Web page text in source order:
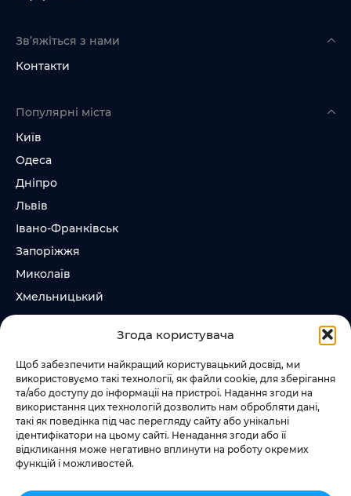
Згода користувача
Щоб забезпечити найкращий користувацький досвід, ми
використовуємо такі технології, як файли cookie, для зберігання
та/або доступу до інформації на пристрої. Надання згоди на
використання цих технологій дозволить нам обробляти дані,
такі як поведінка під час перегляду сайту або унікальні
ідентифікатори на цьому сайті. Ненадання згоди або її
відкликання може негативно вплинути на роботу окремих
функцій і можливостей.
Зв’яжіться з нами
Контакти
Популярні міста
Київ
Одеса
Дніпро
Львів
Івано-Франківськ
Запоріжжя
Миколаїв
Хмельницький
Суми
Слідкувати за нами
+38 073 185 81 11
+38 067 457 86 44